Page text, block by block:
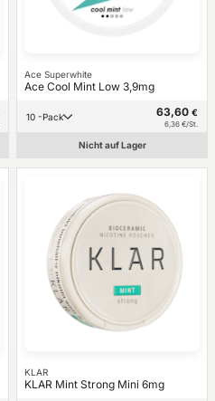
Ace Superwhite
Ace Cool Mint Low 3,9mg
10 -Pack 63,60 €
6,36 €/St.
Nicht auf Lager
KLAR
KLAR Mint Strong Mini 6mg